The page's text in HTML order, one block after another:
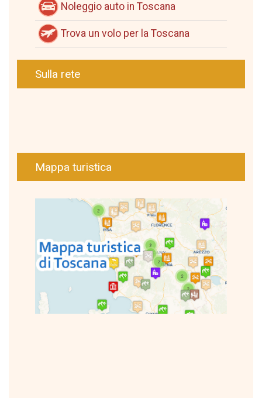
Noleggio auto in Toscana
Trova un volo per la Toscana
Sulla rete
Mappa turistica